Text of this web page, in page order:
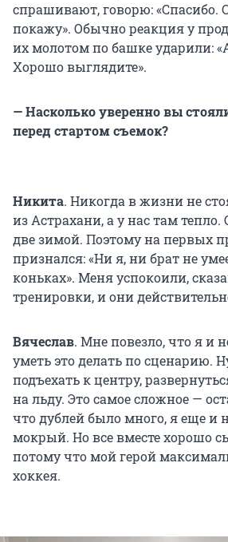
спрашивают, говорю: «Спасибо.
покажу». Обычно реакция у
их молотом по башке ударили:
Хорошо выглядите».
— Насколько уверенно вы
перед стартом съемок?
Никита. Никогда в жизни не
из Астрахани, а у нас там
две зимой. Поэтому на первых
признался: «Ни я, ни брат не
коньках». Меня успокоили,
тренировки, и они
Вячеслав. Мне повезло, что я и
уметь это делать по сценарию.
подъехать к центру,
на льду. Это самое сложное —
что дублей было много, я еще и
мокрый. Но все вместе хорошо
потому что мой герой
хоккея.